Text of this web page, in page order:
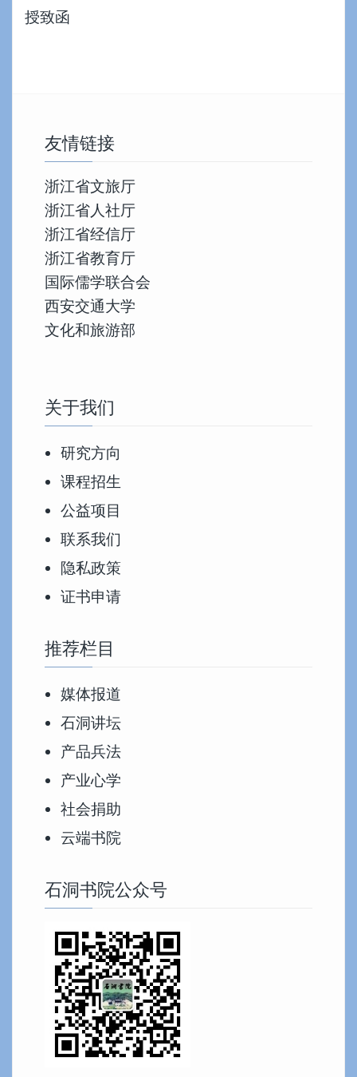
授致函
友情链接
浙江省文旅厅
浙江省人社厅
浙江省经信厅
浙江省教育厅
国际儒学联合会
西安交通大学
文化和旅游部
关于我们
研究方向
课程招生
公益项目
联系我们
隐私政策
证书申请
推荐栏目
媒体报道
石洞讲坛
产品兵法
产业心学
社会捐助
云端书院
石洞书院公众号